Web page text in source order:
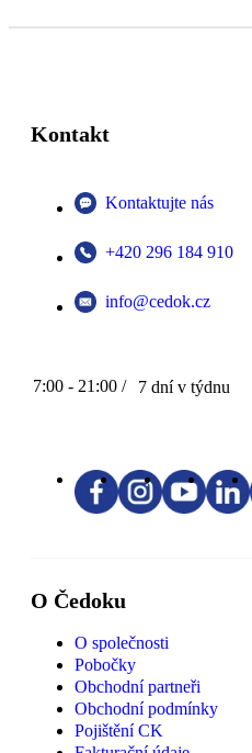
Kontakt
Kontaktujte nás
+420 296 184 910
info@cedok.cz
7:00 - 21:00 / 7 dní v týdnu
O Čedoku
O společnosti
Pobočky
Obchodní partneři
Obchodní podmínky
Pojištění CK